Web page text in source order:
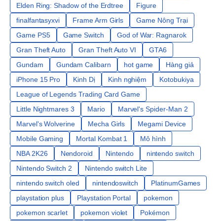
Elden Ring: Shadow of the Erdtree
Figure
finalfantasyxvi
Frame Arm Girls
Game Nông Trại
Game PS5
Game Switch
God of War: Ragnarok
Gran Theft Auto
Gran Theft Auto VI
GTA6
Gundam
Gundam Calibarn hot game
Hàng giả
iPhone 15 Pro
Kinh Dị Kinh nghiệm
Kotobukiya
League of Legends Trading Card Game
Little Nightmares 3
Mario
Marvel's Spider-Man 2
Marvel's Wolverine
Mecha Girls
Megami Device
Mobile Gaming
Mortal Kombat 1
Mô hình
NBA 2K26
Nendoroid Nintendo
nintendo switch
Nintendo Switch 2
Nintendo switch Lite
nintendo switch oled
nintendoswitch
PlatinumGames
playstation plus
Playstation Portal
pokemon
pokemon scarlet
pokemon violet
Pokémon